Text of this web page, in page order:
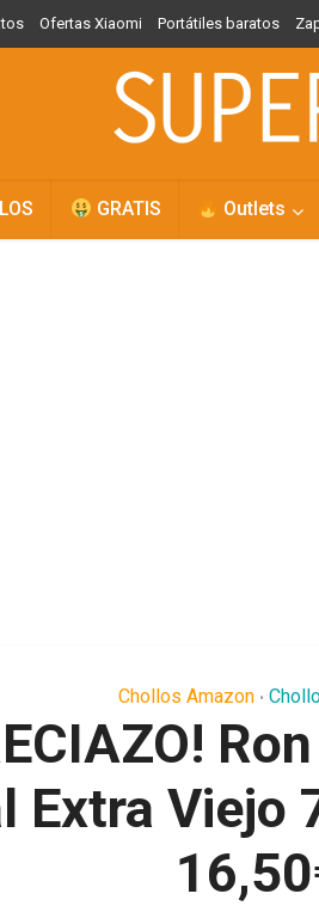
Ofertas Xiaomi Portátiles baratos
GRATIS Outlets
Chollos Amazon •
Extra Viejo